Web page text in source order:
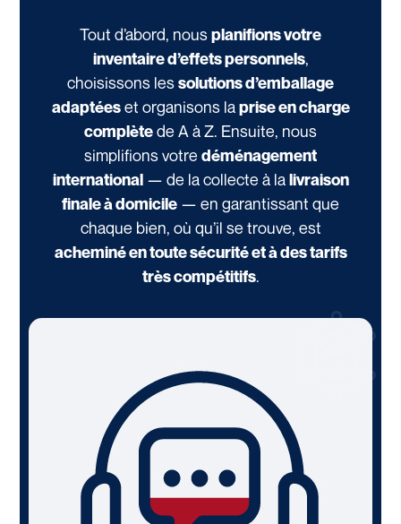
Tout d’abord, nousplanifions votre
inventaire d’effets personnels,
choisissons lessolutions d’emballage
adaptéeset organisons laprise en charge
complètede A à Z. Ensuite, nous
simplifions votre déménagement
international— de la collecte à lalivraison
finale à domicile — en garantissant que
chaque bien, où qu’il se trouve, est
acheminé en toute sécurité et à des tarifs
très compétitifs.